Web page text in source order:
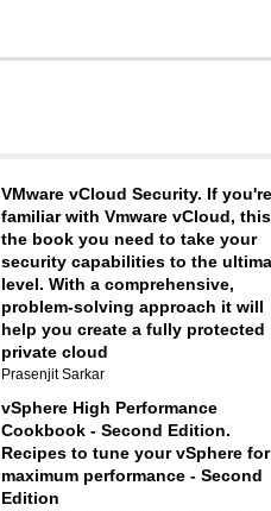
VMware vCloud Security. If you're
familiar with Vmware vCloud,
the book you need to take your
security capabilities to the
level. With a comprehensive,
problem-solving approach it will
help you create a fully protected
private cloud
Prasenjit Sarkar
vSphere High Performance
Cookbook - Second Edition.
Recipes to tune your vSphere for
maximum performance - Second
Edition